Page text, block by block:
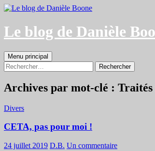
Aller
contenu
Le blog de Danièle
Recherche
Menu principal
Rechercher :
Archives par mot-clé :
Divers
CETA, pas pour moi !
24 juillet 2019 D.B. Un commentaire